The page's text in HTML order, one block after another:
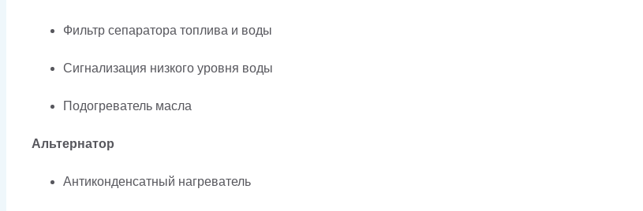
Фильтр сепаратора топлива и воды
Сигнализация низкого уровня воды
Подогреватель масла
Альтернатор
Антиконденсатный нагреватель